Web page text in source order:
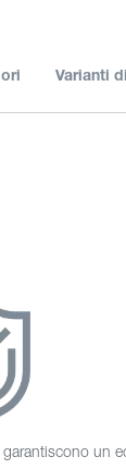
Varianti
un